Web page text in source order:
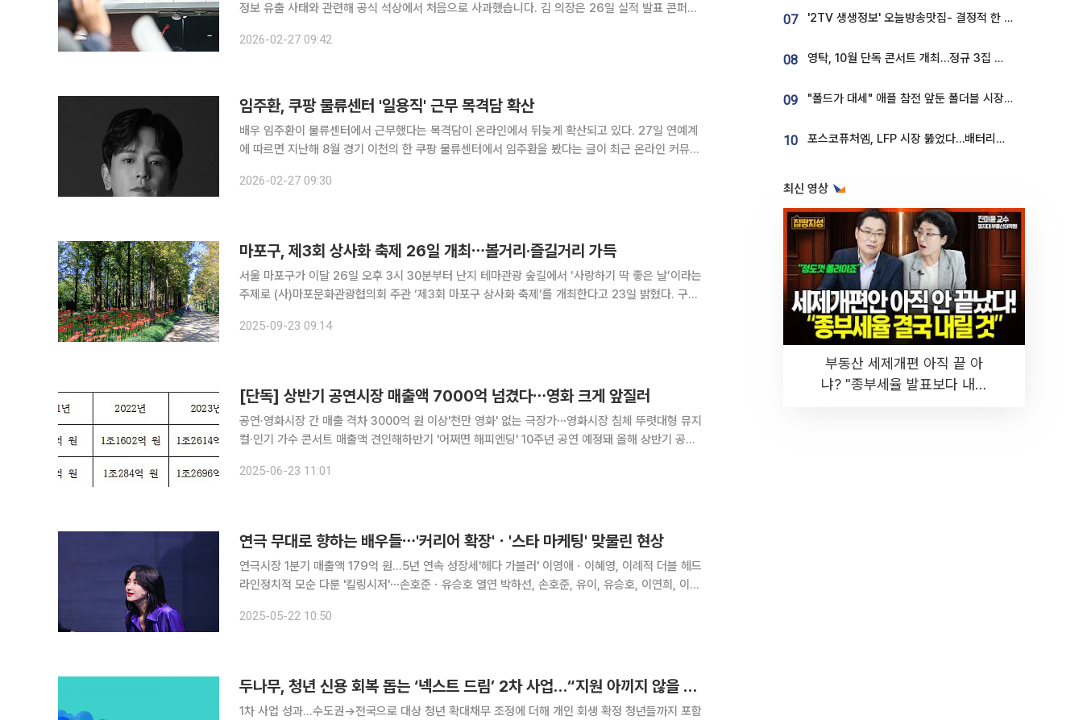
정보 유출 사태와 관련해 공식 석상에서 처음으로 사과했습니다. 김 의장은 26일 실적 발표 콘퍼런
입장문을 낸 적은 있으나, 육성으로 사과한 것은 이번이 처
2026-02-27 09:42
임주환, 쿠팡 물류센터 '일용직' 근무 목격담 확산
배우 임주환이 물류센터에서 근무했다는 목격담이 온라인에서 뒤늦게 확산되고 있다. 27일 연예계
에 따르면 지난해 8월 경기 이천의 한 쿠팡 물류센터에서 임주환을 봤다는 글이 최근 온라인 커뮤니
다. 성실하게 근무하는 모습이 인상적이었다"고 전했다. 일부 누리꾼
2026-02-27 09:30
마포구, 제3회 상사화 축제 26일 개최⋯볼거리·즐길거리 가득
서울 마포구가 이달 26일 오후 3시 30분부터 난지 테마관광 숲길에서 ‘사랑하기 딱 좋은 날’이라는
주제로 (사)마포문화관광협의회 주관 ‘제3회 마포구 상사화 축제’를 개최한다고 23일 밝혔다. 구는
2025-09-23 09:14
[단독] 상반기 공연시장 매출액 7000억 넘겼다⋯영화 크게 앞질러
공연·영화시장 간 매출 격차 3000억 원 이상'천만 영화' 없는 극장가⋯영화시장 침체 뚜렷대형 뮤지
컬·인기 가수 콘서트 매출액 견인해하반기 '어쩌면 해피엔딩' 10주년 공연 예정돼 올해 상반기 공연
격차가 3000억 원 이상으로 크게 벌어졌다. 이는
2025-06-23 11:01
연극 무대로 향하는 배우들⋯'커리어 확장'ㆍ'스타 마케팅' 맞물린 현상
연극시장 1분기 매출액 179억 원…5년 연속 성장세'헤다 가블러' 이영애ㆍ이혜영, 이례적 더블 헤드
라인정치적 모순 다룬 '킬링시저'⋯손호준ㆍ유승호 열연 박하선, 손호준, 유이, 유승호, 이연희, 이영
근 공연 시장의 활황에 힘입은 스타 마케팅이 맞물렸
2025-05-22 10:50
두나무, 청년 신용 회복 돕는 ‘넥스트 드림’ 2차 사업…“지원 아끼지 않을 것”
1차 사업 성과…수도권→전국으로 대상 청년 확대채무 조정에 더해 개인 회생 확정 청년들까지 포함
07 '2TV 생생정보' 오늘방송맛집- 결정적 한 수, 3종 메밀면! 메밀 소바 맛집 '의○○○○'
08 영탁, 10월 단독 콘서트 개최…정규 3집 신곡 첫선
09 "폴드가 대세" 애플 참전 앞둔 폴더블 시장…하반기 경쟁 막 오른다
10 포스코퓨처엠, LFP 시장 뚫었다…배터리사와 대규모 장기 공급 합의
최신 영상
부동산 세제개편 아직 끝 아
냐? "종부세율 발표보다 내릴